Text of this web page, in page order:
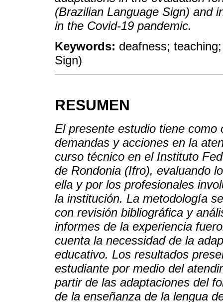
(Brazilian Language Sign) and
in the Covid-19 pandemic.
Keywords: deafness;
Sign)
RESUMEN
El presente estudio tiene
demandas y acciones en la
curso técnico en el Instituto
de Rondonia (Ifro), evaluando
ella y por los profesionales
la institución. La metodología
con revisión bibliográfica y
informes de la experiencia
cuenta la necessidad de la
educativo. Los resultados
estudiante por medio del
partir de las adaptaciones del
de la enseñanza de la lengua